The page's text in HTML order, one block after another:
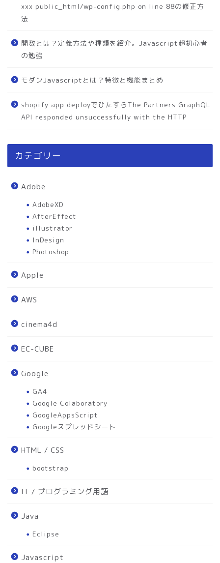
xxx public_html/wp-config.php on line 88の修正方
法
関数とは？定義方法や種類を紹介。Javascript超初心者
の勉強
モダンJavascriptとは？特徴と機能まとめ
shopify app deployでひたすらThe Partners GraphQL
API responded unsuccessfully with the HTTP
カテゴリー
Adobe
AdobeXD
AfterEffect
illustrator
InDesign
Photoshop
Apple
AWS
cinema4d
EC-CUBE
Google
GA4
Google Colaboratory
GoogleAppsScript
Googleスプレッドシート
HTML / CSS
bootstrap
IT / プログラミング用語
Java
Eclipse
Javascript